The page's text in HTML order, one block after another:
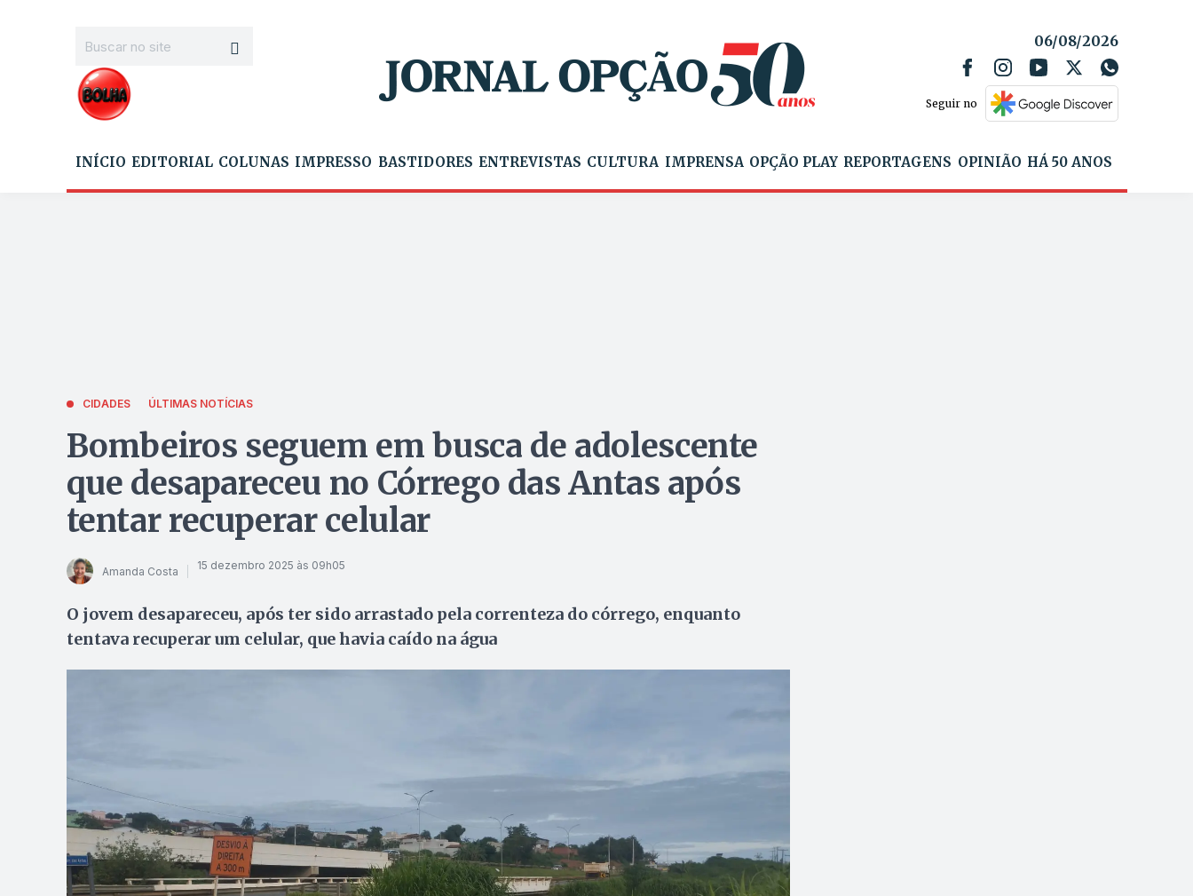
06/08/2026
Seguir no
INÍCIO EDITORIAL COLUNAS IMPRESSO BASTIDORES ENTREVISTAS CULTURA IMPRENSA OPÇÃO PLAY REPORTAGENS OPINIÃO HÁ 50 ANOS
CIDADES ÚLTIMAS NOTÍCIAS
Bombeiros seguem em busca de adolescente
que desapareceu no Córrego das Antas após
tentar recuperar celular
Amanda Costa 15 dezembro 2025 às 09h05
O jovem desapareceu, após ter sido arrastado pela correnteza do córrego, enquanto
tentava recuperar um celular, que havia caído na água